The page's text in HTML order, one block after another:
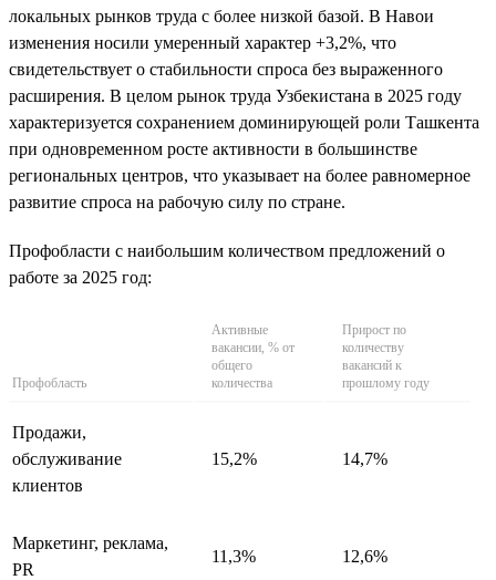
локальных рынков труда с более низкой базой. В Навои
изменения носили умеренный характер +3,2%, что
свидетельствует о стабильности спроса без выраженного
расширения. В целом рынок труда Узбекистана в 2025 году
характеризуется сохранением доминирующей роли Ташкента
при одновременном росте активности в большинстве
региональных центров, что указывает на более равномерное
развитие спроса на рабочую силу по стране.
Профобласти с наибольшим количеством предложений о
работе за 2025 год:
Профобласть
Активные
вакансии, % от
общего
количества
Прирост по
количеству
вакансий к
прошлому году
Продажи,
обслуживание
клиентов
15,2% 14,7%
Маркетинг, реклама,
PR
11,3% 12,6%